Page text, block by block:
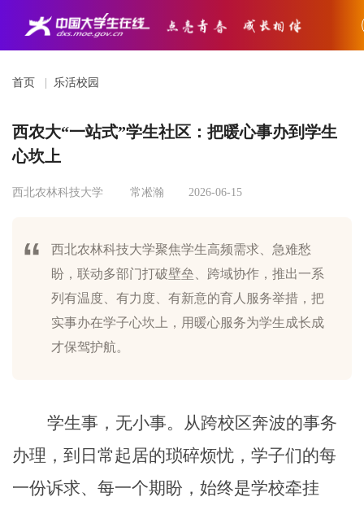
首页 乐活校园
西农大“一站式”学生社区：把暖心事办到学生
心坎上
西北农林科技大学 常凇瀚 2026-06-15
西北农林科技大学聚焦学生高频需求、急难愁
盼，联动多部门打破壁垒、跨域协作，推出一系
列有温度、有力度、有新意的育人服务举措，把
实事办在学子心坎上，用暖心服务为学生成长成
才保驾护航。
学生事，无小事。从跨校区奔波的事务
办理，到日常起居的琐碎烦忧，学子们的每
一份诉求、每一个期盼，始终是学校牵挂